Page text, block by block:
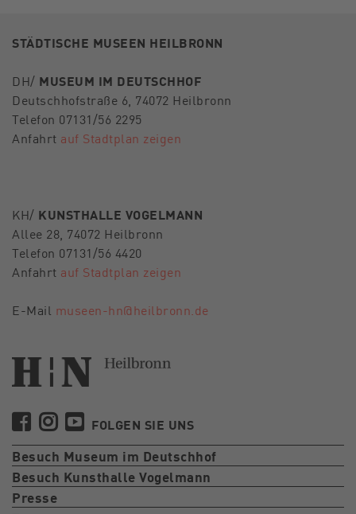
STÄDTISCHE MUSEEN HEILBRONN
DH/ MUSEUM IM DEUTSCHHOF
Deutschhofstraße 6, 74072 Heilbronn
Telefon 07131/56 2295
Anfahrt auf Stadtplan zeigen
KH/ KUNSTHALLE VOGELMANN
Allee 28, 74072 Heilbronn
Telefon 07131/56 4420
Anfahrt auf Stadtplan zeigen
E-Mail museen-hn@heilbronn.de
FOLGEN SIE UNS
Besuch Museum im Deutschhof
Besuch Kunsthalle Vogelmann
Presse